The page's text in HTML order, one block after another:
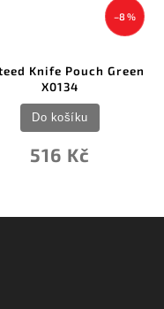
–30 %
Victorinox pouzdro pro
HUNTER PRO
416 Kč
Do košíku